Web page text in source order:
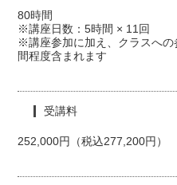
80時間
※講座日数：5時間 × 11回
※講座参加に加え、クラスへ
間程度含まれます
受講料
252,000円（税込277,200円）